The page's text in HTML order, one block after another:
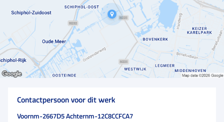
eens doen!
Contactpersoon voor dit werk
Voornm-2667D5 Achternm-12C8CCFCA7